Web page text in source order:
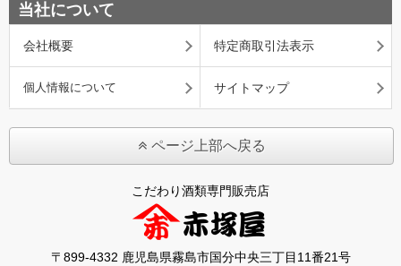
当社について
会社概要 特定商取引法表示
個人情報について サイトマップ
ページ上部へ戻る
こだわり酒類専門販売店
〒899-4332 鹿児島県霧島市国分中央三丁目11番21号